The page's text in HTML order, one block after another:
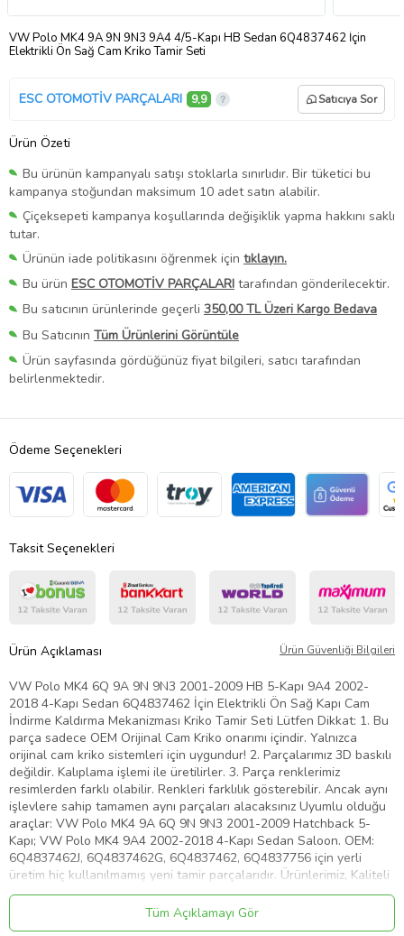
VW Polo MK4 9A 9N 9N3 9A4 4/5-Kapı HB Sedan 6Q4837462 İçin
Elektrikli Ön Sağ Cam Kriko Tamir Seti
ESC OTOMOTİV PARÇALARI 9,9 Satıcıya Sor
Ürün Özeti
Bu ürünün kampanyalı satışı stoklarla sınırlıdır. Bir tüketici bu
kampanya stoğundan maksimum 10 adet satın alabilir.
Çiçeksepeti kampanya koşullarında değişiklik yapma hakkını saklı
tutar.
Ürünün iade politikasını öğrenmek için tıklayın.
Bu ürün ESC OTOMOTİV PARÇALARI tarafından gönderilecektir.
Bu satıcının ürünlerinde geçerli 350,00 TL Üzeri Kargo Bedava
Bu Satıcının Tüm Ürünlerini Görüntüle
Ürün sayfasında gördüğünüz fiyat bilgileri, satıcı tarafından
belirlenmektedir.
Ödeme Seçenekleri
Taksit Seçenekleri
Ürün Açıklaması Ürün Güvenliği Bilgileri
VW Polo MK4 6Q 9A 9N 9N3 2001-2009 HB 5-Kapı 9A4 2002-
2018 4-Kapı Sedan 6Q4837462 İçin Elektrikli Ön Sağ Kapı Cam
İndirme Kaldırma Mekanizması Kriko Tamir Seti Lütfen Dikkat: 1. Bu
parça sadece OEM Orijinal Cam Kriko onarımı içindir. Yalnızca
orijinal cam kriko sistemleri için uygundur! 2. Parçalarımız 3D baskılı
değildir. Kalıplama işlemi ile üretilirler. 3. Parça renklerimiz
resimlerden farklı olabilir. Renkleri farklılık gösterebilir. Ancak aynı
işlevlere sahip tamamen aynı parçaları alacaksınız Uyumlu olduğu
araçlar: VW Polo MK4 9A 6Q 9N 9N3 2001-2009 Hatchback 5-
Kapı; VW Polo MK4 9A4 2002-2018 4-Kapı Sedan Saloon. OEM:
6Q4837462J, 6Q4837462G, 6Q4837462, 6Q4837756 için yerli
üretim hiç kullanılmamış yeni tamir parçalarıdır. Ürünlerimiz, Kaliteli
Yerli Üretim Yan Sanayii Ürünüdür, OEM Numaraları Sadece
Referans İçindir. Lütfen satın almadan önce kendi parçanızı bizim
ürün resimleri ile kıyaslayınız.
Tüm Açıklamayı Gör